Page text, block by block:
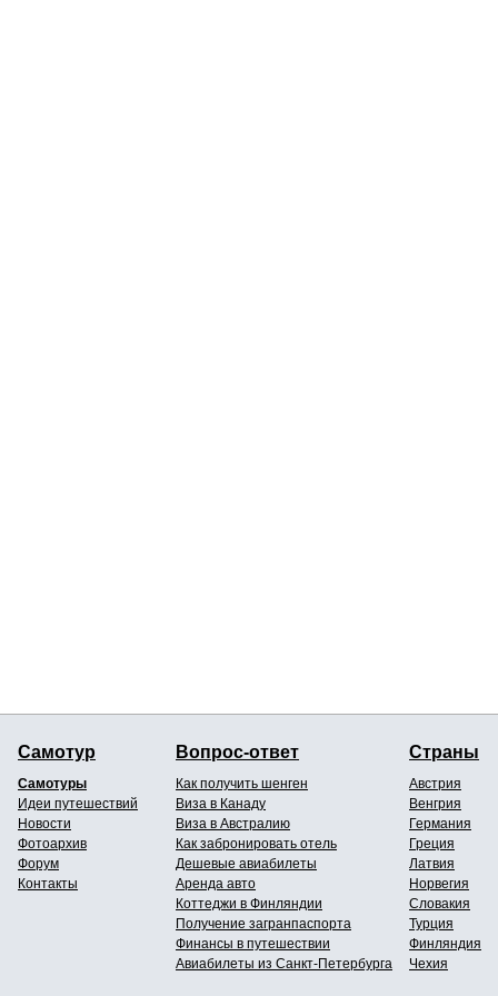
Самотур
Самотуры
Идеи путешествий
Новости
Фотоархив
Форум
Контакты
Вопрос-ответ
Как получить шенген
Виза в Канаду
Виза в Австралию
Как забронировать отель
Дешевые авиабилеты
Аренда авто
Коттеджи в Финляндии
Получение загранпаспорта
Финансы в путешествии
Авиабилеты из Санкт-Петербурга
Страны
Австрия
Венгрия
Германия
Греция
Латвия
Норвегия
Словакия
Турция
Финляндия
Чехия